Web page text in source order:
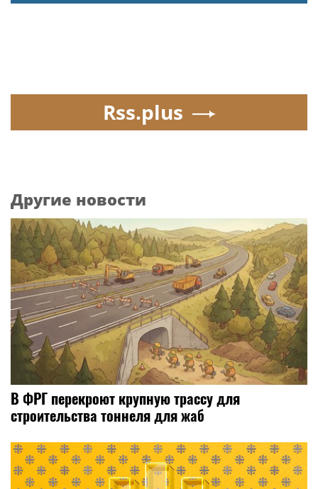
Rss.plus
Другие новости
В ФРГ перекроют крупную трассу для
строительства тоннеля для жаб